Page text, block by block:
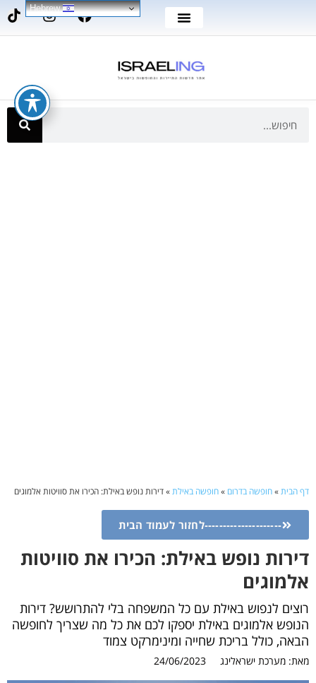
דף הבית»חופשה בדרום »חופשה באילת»דירות נופש באילת: הכירו את סוויטות אלמוגים
---------------------לחזור לעמוד הבית
דירות נופש באילת: הכירו את סוויטות
אלמוגים
רוצים לנפוש באילת עם כל המשפחה בלי להתרושש? דירות
הנופש אלמוגים באילת יספקו לכם את כל מה שצריך לחופשה
הבאה, כולל בריכת שחייה ומינימרקט צמוד
מאת: מערכת ישראלינג 24/06/2023
Hebrew